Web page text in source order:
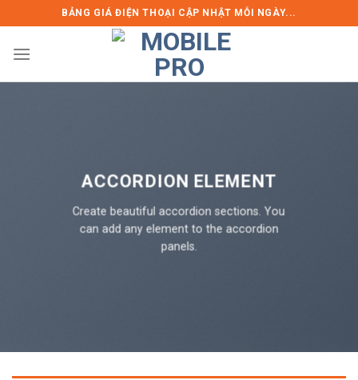
to
content
BẢNG GIÁ ĐIỆN THOẠI CẬP NHẬT MỖI NGÀY...
ACCORDION ELEMENT
Create beautiful accordion sections. You
can add any element to the accordion
panels.